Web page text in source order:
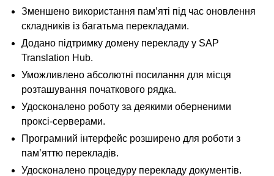
Зменшено використання пам’яті під час оновлення
складників із багатьма перекладами.
Додано підтримку домену перекладу у SAP
Translation Hub.
Уможливлено абсолютні посилання для місця
розташування початкового рядка.
Удосконалено роботу за деякими оберненими
проксі-серверами.
Програмний інтерфейс розширено для роботи з
пам’яттю перекладів.
Удосконалено процедуру перекладу документів.